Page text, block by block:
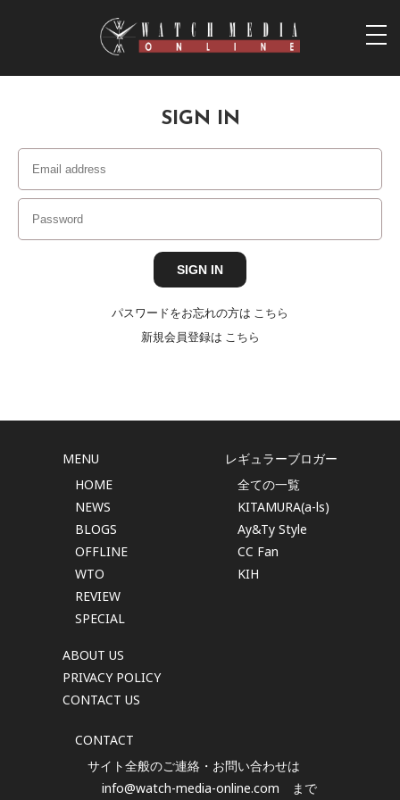
SIGN IN
パスワードをお忘れの方は こちら
新規会員登録は こちら
MENU
HOME
NEWS
BLOGS
OFFLINE
WTO
REVIEW
SPECIAL
ABOUT US
PRIVACY POLICY
CONTACT US
レギュラーブロガー
全ての一覧
KITAMURA(a-ls)
Ay&Ty Style
CC Fan
KIH
CONTACT
サイト全般のご連絡・お問い合わせは
info@watch-media-online.com まで